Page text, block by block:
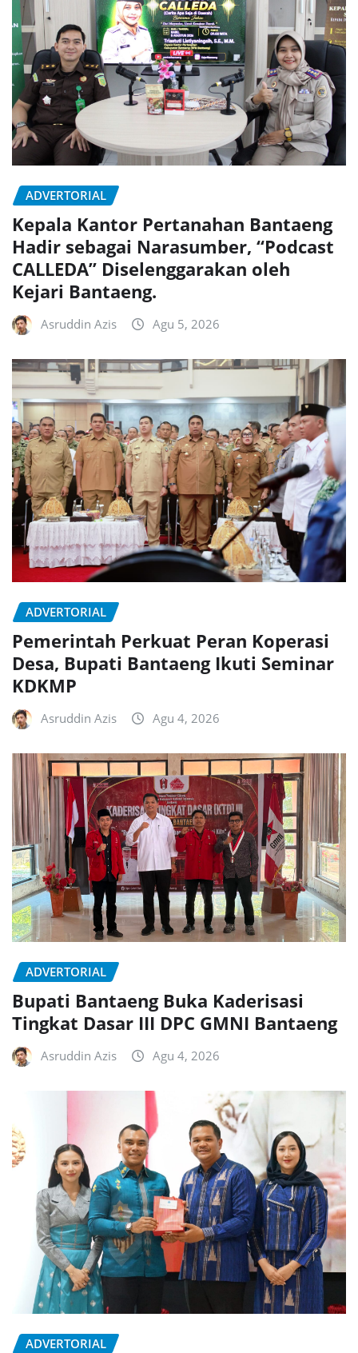
ADVERTORIAL
Kepala Kantor Pertanahan Bantaeng
Hadir sebagai Narasumber, “Podcast
CALLEDA” Diselenggarakan oleh
Kejari Bantaeng.
Asruddin Azis Agu 5, 2026
ADVERTORIAL
Pemerintah Perkuat Peran Koperasi
Desa, Bupati Bantaeng Ikuti Seminar
KDKMP
Asruddin Azis Agu 4, 2026
ADVERTORIAL
Bupati Bantaeng Buka Kaderisasi
Tingkat Dasar III DPC GMNI Bantaeng
Asruddin Azis Agu 4, 2026
ADVERTORIAL